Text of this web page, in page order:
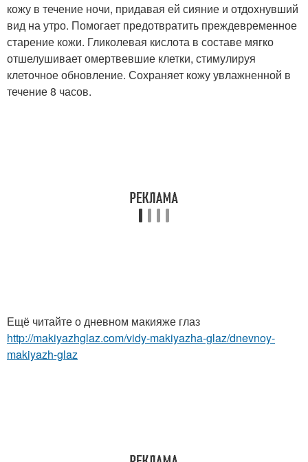
кожу в течение ночи, придавая ей сияние и отдохнувший
вид на утро. Помогает предотвратить преждевременное
старение кожи. Гликолевая кислота в составе мягко
отшелушивает омертвевшие клетки, стимулируя
клеточное обновление. Сохраняет кожу увлажненной в
течение 8 часов.
Ещё читайте о дневном макияже глаз
http://makiyazhglaz.com/vidy-makiyazha-glaz/dnevnoy-
makiyazh-glaz